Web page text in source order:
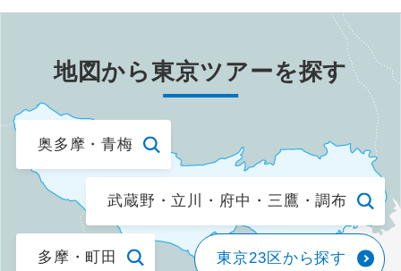
ユニバーサル・スタジオ・ジャパン
レジャー施設
スポーツ体験 / 観戦
ゴルフ
スキープラン
地図から 東京ツアーを探す
武蔵野・立川・府中・三鷹・調布
多摩・町田
奥多摩・青梅
東京23区から探す